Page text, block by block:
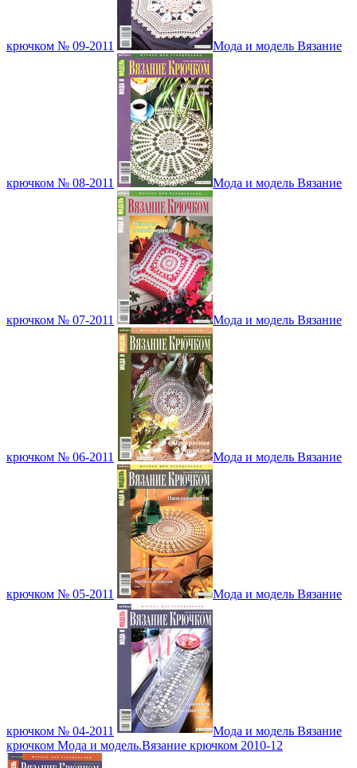
крючком № 09-2011 Мода и модель Вязание
крючком № 08-2011 Мода и модель Вязание
крючком № 07-2011 Мода и модель Вязание
крючком № 06-2011 Мода и модель Вязание
крючком № 05-2011 Мода и модель Вязание
крючком № 04-2011
Мода и модель Вязание
крючком Мода и модель.Вязание крючком 2010-12